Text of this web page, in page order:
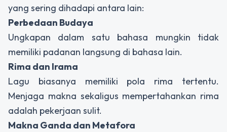
yang sering dihadapi antara lain:
Perbedaan Budaya
Ungkapan dalam satu bahasa mungkin tidak
memiliki padanan langsung di bahasa lain.
Rima dan Irama
Lagu biasanya memiliki pola rima tertentu.
Menjaga makna sekaligus mempertahankan rima
adalah pekerjaan sulit.
Makna Ganda dan Metafora